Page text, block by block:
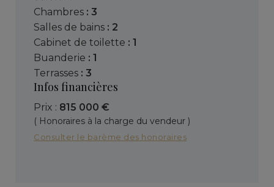
chambres : 3
salles de bains : 2
cabinet de toilette : 1
buanderie : 1
terrasses : 3
Infos financières
Prix : 815 000 €
( Honoraires à la charge du vendeur )
Consulter le barème des honoraires